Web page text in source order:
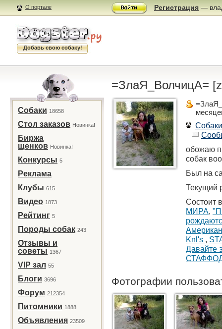
О портале Регистрация —
Добавь свою собаку!
Собаки 18658
Стол заказов Новинка!
Биржа
щенков Новинка!
Конкурсы 5
Реклама
Клубы 615
Видео 1873
Рейтинг 5
Породы собак 243
Отзывы и
советы 1367
VIP зал 55
Блоги 3696
Форум 212354
Питомники 1888
Объявления 23509
=ЗлаЯ_ВолчицА=
Собаки
обожаю
собак
Был на
Текущий
Состоит
МИРА,
Knl's ,
Давайте
Фотографии